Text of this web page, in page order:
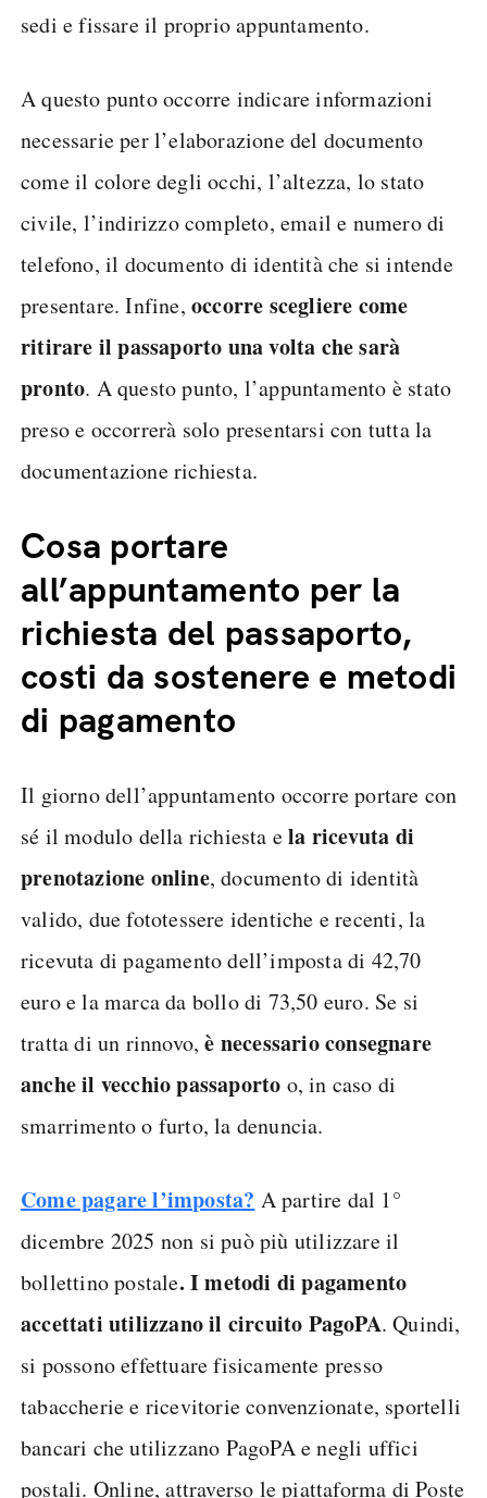
sedi e fissare il proprio appuntamento.
A questo punto occorre indicare informazioni
necessarie per l’elaborazione del documento
come il colore degli occhi, l’altezza, lo stato
civile, l’indirizzo completo, email e numero di
telefono, il documento di identità che si intende
presentare. Infine, occorre scegliere come
ritirare il passaporto una volta che sarà
pronto. A questo punto, l’appuntamento è stato
preso e occorrerà solo presentarsi con tutta la
documentazione richiesta.
Cosa portare
all’appuntamento per la
richiesta del passaporto,
costi da sostenere e metodi
di pagamento
Il giorno dell’appuntamento occorre portare con
sé il modulo della richiesta ela ricevuta di
prenotazione online, documento di identità
valido, due fototessere identiche e recenti, la
ricevuta di pagamento dell’imposta di 42,70
euro e la marca da bollo di 73,50 euro. Se si
tratta di un rinnovo,è necessario consegnare
anche il vecchio passaporto o, in caso di
smarrimento o furto, la denuncia.
Come pagare l’imposta? A partire dal 1°
dicembre 2025 non si può più utilizzare il
bollettino postale. I metodi di pagamento
accettati utilizzano il circuito PagoPA. Quindi,
si possono effettuare fisicamente presso
tabaccherie e ricevitorie convenzionate, sportelli
bancari che utilizzano PagoPA e negli uffici
postali. Online, attraverso le piattaforma di Poste